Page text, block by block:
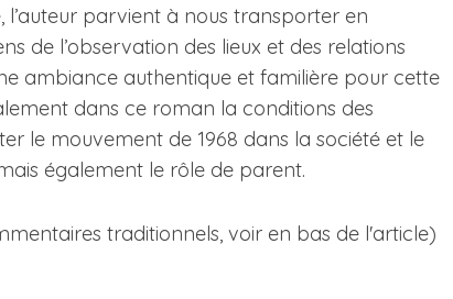
l’auteur parvient à nous transporter en
de l’observation des lieux et des relations
ambiance authentique et familière pour cette
dans ce roman la conditions des
le mouvement de 1968 dans la société et le
également le rôle de parent.
traditionnels, voir en bas de l'article)